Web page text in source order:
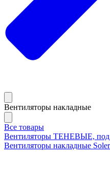
Вентиляторы накладные
Все товары
Вентиляторы ТЕНЕВЫЕ, под
Вентиляторы накладные